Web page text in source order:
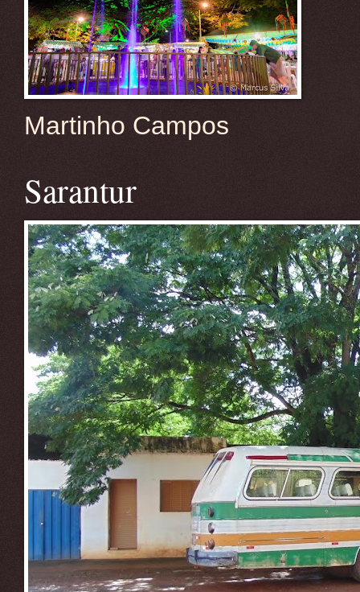
Martinho Campos
Sarantur